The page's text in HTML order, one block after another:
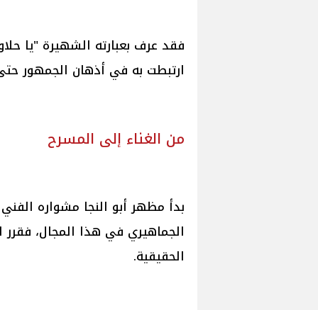
فقد عرف بعبارته الشهيرة "يا
ارتبطت به في أذهان الجمهور
من الغناء إلى المسرح
بدأ مظهر أبو النجا مشواره
الجماهيري في هذا المجال، فقرر
الحقيقية.